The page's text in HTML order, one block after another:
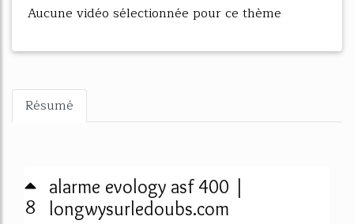
Aucune vidéo sélectionnée pour ce thème
Résumé
8
alarme evology asf 400 |
longwysurledoubs.com